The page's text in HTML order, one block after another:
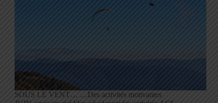
SOUS LE VENT… …Des activités motivantes